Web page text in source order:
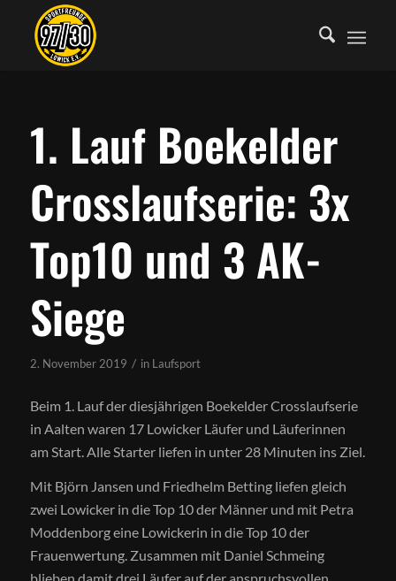
1. Lauf Boekelder
Crosslaufserie: 3x
Top10 und 3 AK-
Siege
2. November 2019 / in Laufsport
Beim 1. Lauf der diesjährigen Boekelder Crosslaufserie
in Aalten waren 17 Lowicker Läufer und Läuferinnen
am Start. Alle Starter liefen in unter 28 Minuten ins Ziel.
Mit Björn Jansen und Friedhelm Betting liefen gleich
zwei Lowicker in die Top 10 der Männer und mit Petra
Moddenborg eine Lowickerin in die Top 10 der
Frauenwertung. Zusammen mit Daniel Schmeing